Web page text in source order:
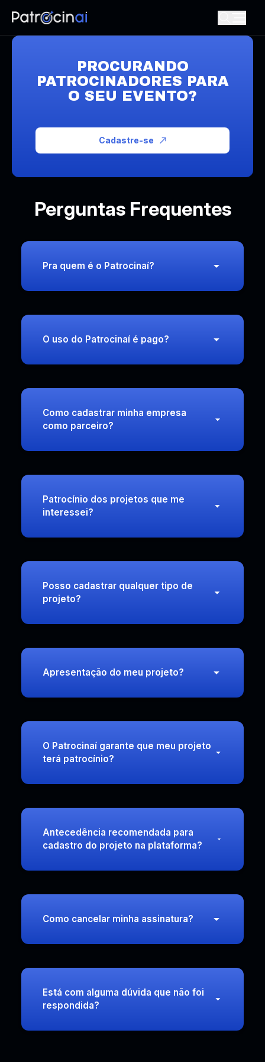
PROCURANDO
PATROCINADORES PARA
O SEU EVENTO?
Cadastre-se
Perguntas Frequentes
Pra quem é o Patrocinaí?
O uso do Patrocinaí é pago?
Como cadastrar minha empresa
como parceiro?
Patrocínio dos projetos que me
interessei?
Posso cadastrar qualquer tipo de
projeto?
Apresentação do meu projeto?
O Patrocinaí garante que meu projeto
terá patrocínio?
Antecedência recomendada para
cadastro do projeto na plataforma?
Como cancelar minha assinatura?
Está com alguma dúvida que não foi
respondida?